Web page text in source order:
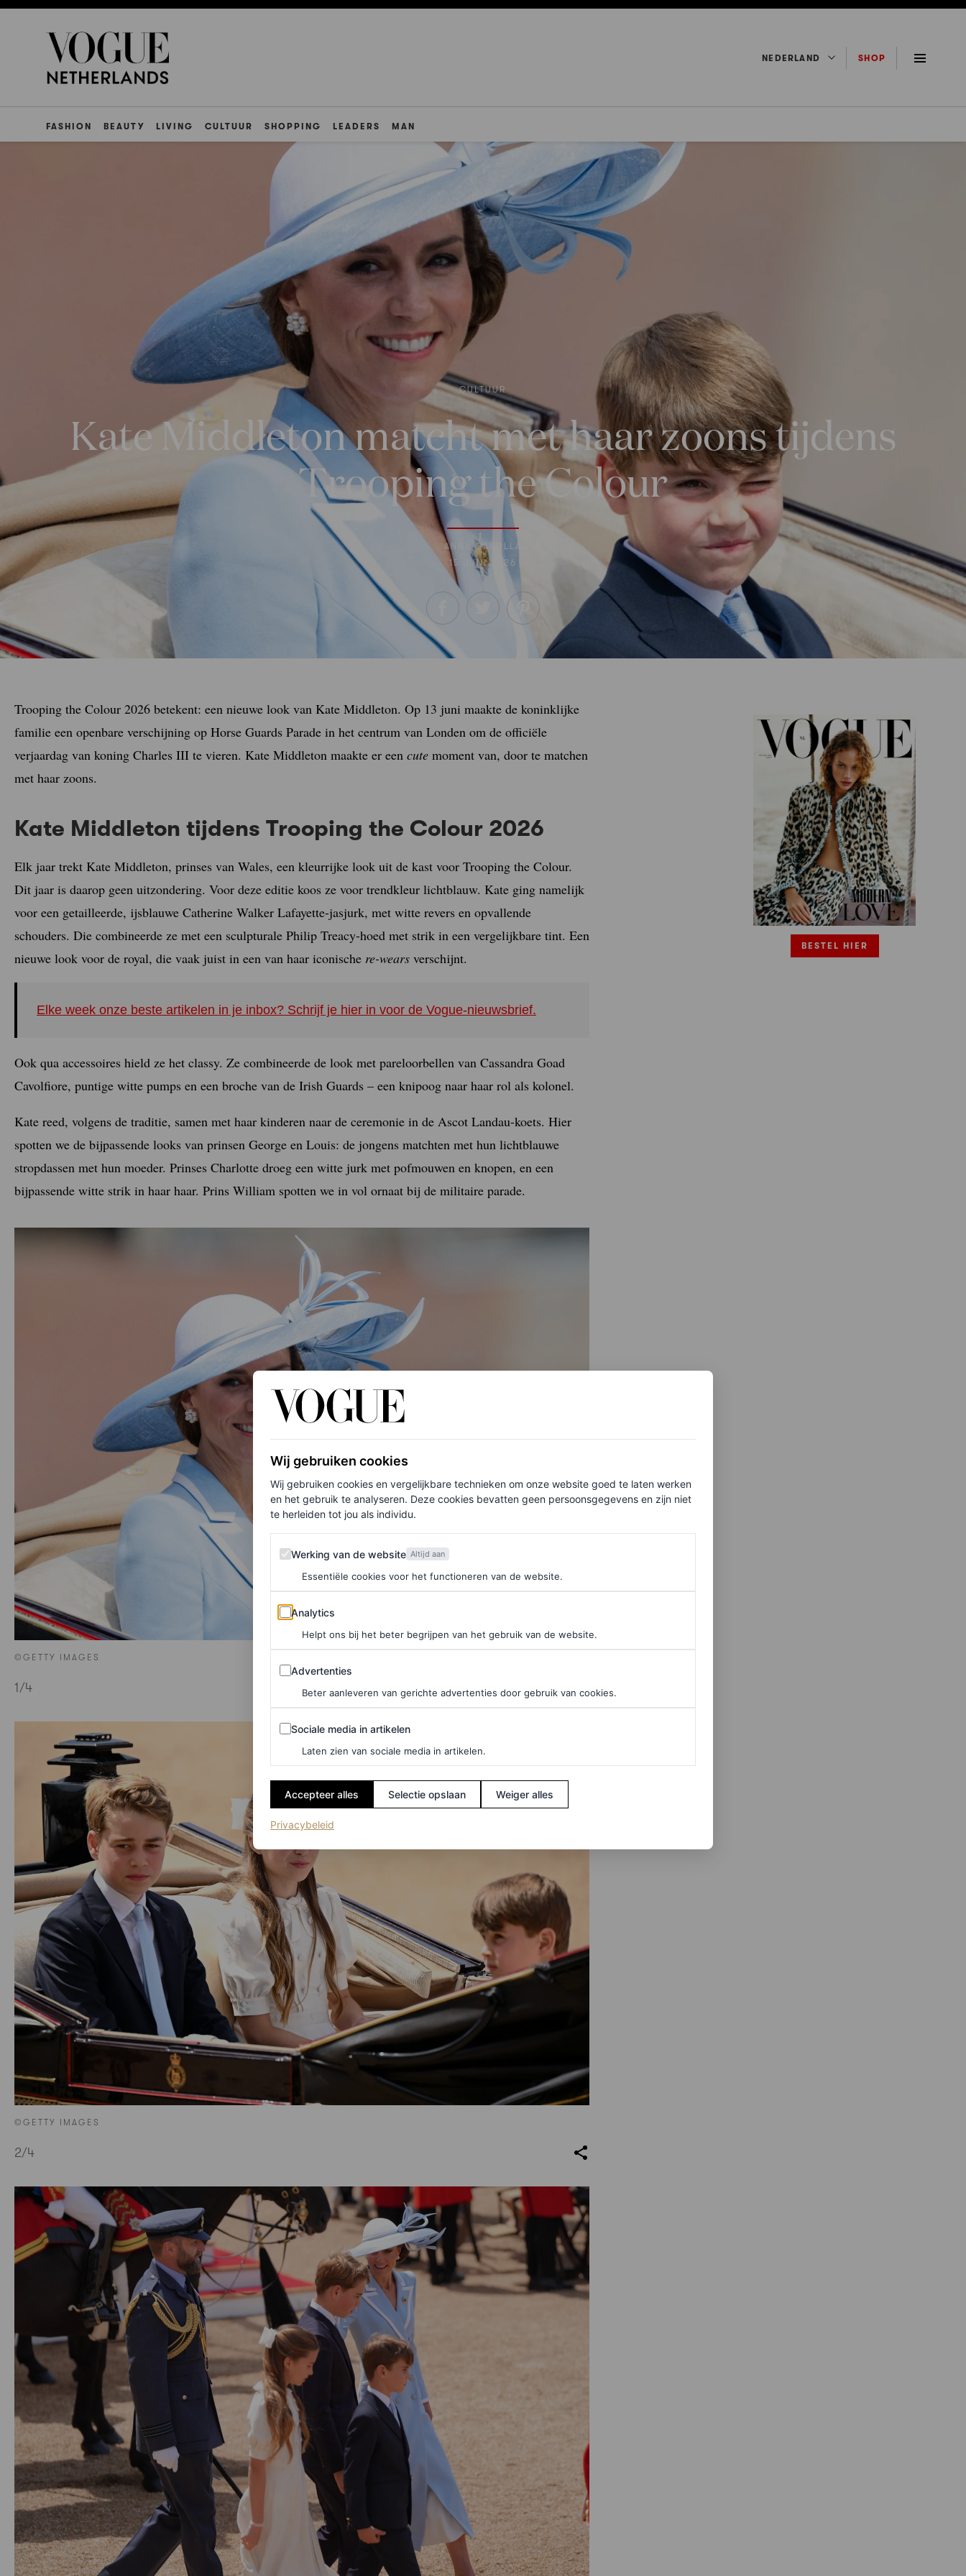
NEDERLAND SHOP
FASHION BEAUTY LIVING CULTUUR SHOPPING LEADERS MAN
CULTUUR
Kate Middleton matcht met haar zoons tijdens
Trooping the Colour
ANNA CAFOLLA
15 JUNI 2026
Trooping the Colour 2026 betekent: een nieuwe look van Kate Middleton. Op 13 juni maakte de koninklijke
familie een openbare verschijning op Horse Guards Parade in het centrum van Londen om de officiële
verjaardag van koning Charles III te vieren. Kate Middleton maakte er een cute moment van, door te matchen
met haar zoons.
Kate Middleton tijdens Trooping the Colour 2026
Elk jaar trekt Kate Middleton, prinses van Wales, een kleurrijke look uit de kast voor Trooping the Colour.
Dit jaar is daarop geen uitzondering. Voor deze editie koos ze voor trendkleur lichtblauw. Kate ging namelijk
voor een getailleerde, ijsblauwe Catherine Walker Lafayette-jasjurk, met witte revers en opvallende
schouders. Die combineerde ze met een sculpturale Philip Treacy-hoed met strik in een vergelijkbare tint. Een
nieuwe look voor de royal, die vaak juist in een van haar iconische re-wears verschijnt.
Elke week onze beste artikelen in je inbox? Schrijf je hier in voor de Vogue-nieuwsbrief.
Ook qua accessoires hield ze het classy. Ze combineerde de look met pareloorbellen van Cassandra Goad
Cavolfiore, puntige witte pumps en een broche van de Irish Guards – een knipoog naar haar rol als kolonel.
Kate reed, volgens de traditie, samen met haar kinderen naar de ceremonie in de Ascot Landau-koets. Hier
spotten we de bijpassende looks van prinsen George en Louis: de jongens matchten met hun lichtblauwe
stropdassen met hun moeder. Prinses Charlotte droeg een witte jurk met pofmouwen en knopen, en een
bijpassende witte strik in haar haar. Prins William spotten we in vol ornaat bij de militaire parade.
©GETTY IMAGES
1 /4
©GETTY IMAGES
2/4
BESTEL HIER
Wij gebruiken cookies
Wij gebruiken cookies en vergelijkbare technieken om onze website goed te laten werken
en het gebruik te analyseren. Deze cookies bevatten geen persoonsgegevens en zijn niet
te herleiden tot jou als individu.
Werking van de website
Werking van de website Altijd aan
Essentiële cookies voor het functioneren van de website.
Analytics
Analytics
Helpt ons bij het beter begrijpen van het gebruik van de website.
Advertenties
Advertenties
Beter aanleveren van gerichte advertenties door gebruik van cookies.
Sociale media in artikelen
Sociale media in artikelen
Laten zien van sociale media in artikelen.
Accepteer alles Selectie opslaan Weiger alles
Privacybeleid